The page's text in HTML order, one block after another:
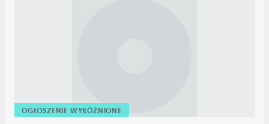
OGŁOSZENIE WYRÓŻNIONE